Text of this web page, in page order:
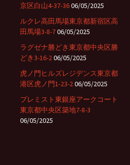
京区白山4-37-3606/05/2025
ルクレ高田馬場東京都新宿区高
田馬場3-8-706/05/2025
ラグゼナ勝どき東京都中央区勝
どき3-16-206/05/2025
虎ノ門ヒルズレジデンス東京都
港区虎ノ門1-23-206/05/2025
プレミスト東銀座アークコート
東京都中央区築地7-8-3
06/05/2025